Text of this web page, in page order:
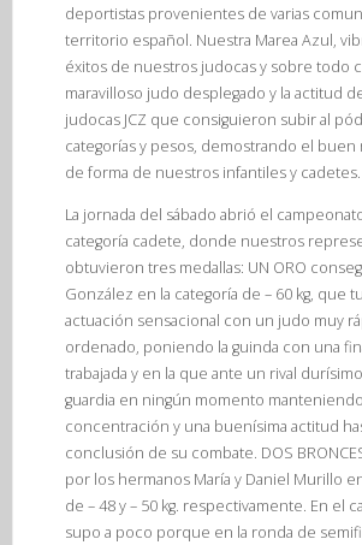
deportistas provenientes de varias
territorio español. Nuestra Marea Azul,
éxitos de nuestros judocas y sobre todo
maravilloso judo desplegado y la actitud
judocas JCZ que consiguieron subir al
categorías y pesos, demostrando el buen
de forma de nuestros infantiles y cadetes.
La jornada del sábado abrió el
categoría cadete, donde nuestros
obtuvieron tres medallas: UN ORO
González en la categoría de – 60 kg, que
actuación sensacional con un judo muy
ordenado, poniendo la guinda con una
trabajada y en la que ante un rival
guardia en ningún momento
concentración y una buenísima actitud
conclusión de su combate. DOS
por los hermanos María y Daniel Murillo
de – 48 y – 50 kg. respectivamente. En el
supo a poco porque en la ronda de